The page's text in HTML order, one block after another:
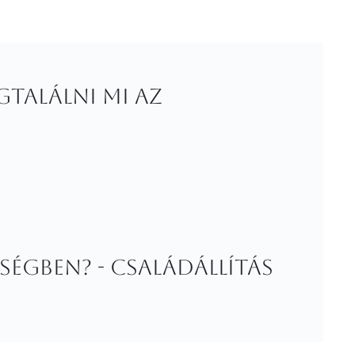
mi az
- családállítás